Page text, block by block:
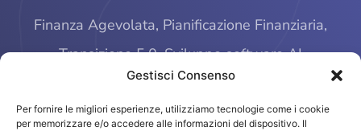
Gestisci Consenso
Per fornire le migliori esperienze, utilizziamo tecnologie come i cookie
per memorizzare e/o accedere alle informazioni del dispositivo. Il
Finanza Agevolata, Pianificazione Finanziaria,
Transizione 5.0, Sviluppo software AI